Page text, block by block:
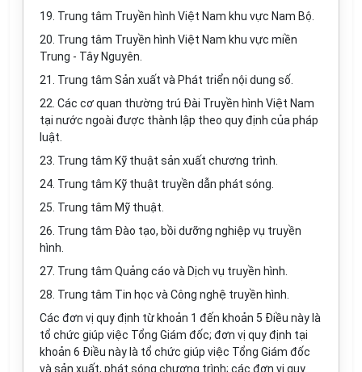
19. Trung tâm Truyền hình Việt Nam khu vực Nam Bộ.
20. Trung tâm Truyền hình Việt Nam khu vực miền
Trung - Tây Nguyên.
21. Trung tâm Sản xuất và Phát triển nội dung số.
22. Các cơ quan thường trú Đài Truyền hình Việt Nam
tại nước ngoài được thành lập theo quy định của pháp
luật.
23. Trung tâm Kỹ thuật sản xuất chương trình.
24. Trung tâm Kỹ thuật truyền dẫn phát sóng.
25. Trung tâm Mỹ thuật.
26. Trung tâm Đào tạo, bồi dưỡng nghiệp vụ truyền
hình.
27. Trung tâm Quảng cáo và Dịch vụ truyền hình.
28. Trung tâm Tin học và Công nghệ truyền hình.
Các đơn vị quy định từ khoản 1 đến khoản 5 Điều này là
tổ chức giúp việc Tổng Giám đốc; đơn vị quy định tại
khoản 6 Điều này là tổ chức giúp việc Tổng Giám đốc
và sản xuất, phát sóng chương trình; các đơn vị quy